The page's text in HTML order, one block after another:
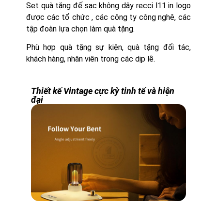
Set quà tặng đế sạc không dây recci l11 in logo
được các tổ chức , các công ty công nghê, các
tập đoàn lựa chọn làm quà tặng.
Phù hợp quà tặng sự kiện, quà tặng đối tác,
khách hàng, nhân viên trong các dịp lễ.
Thiết kế Vintage cực kỳ tinh tế và hiện
đại